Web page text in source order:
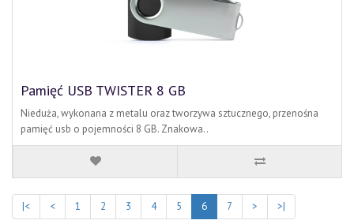
Pamięć USB TWISTER 8 GB
Nieduża, wykonana z metalu oraz tworzywa sztucznego, przenośna
pamięć usb o pojemności 8 GB. Znakowa..
|< < 1 2 3 4 5 6 7 >
>|